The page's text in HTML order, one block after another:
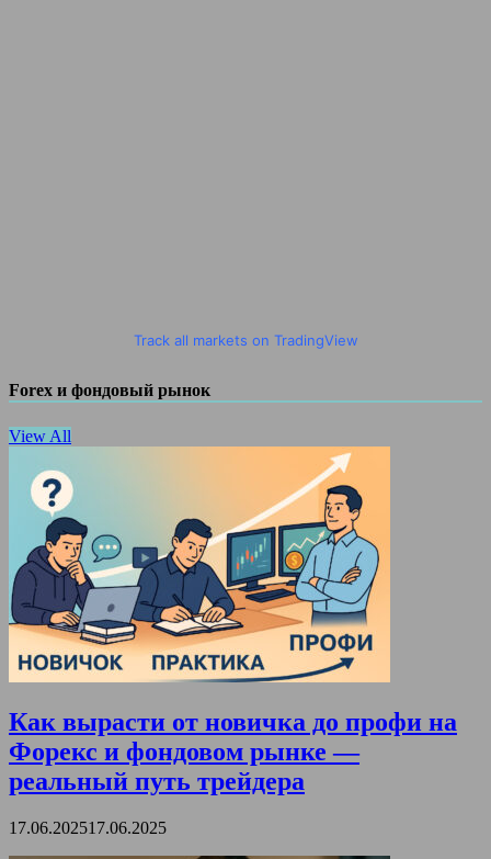
Track all markets on TradingView
Forex и фондовый рынок
View All
Как вырасти от новичка до профи на
Форекс и фондовом рынке —
реальный путь трейдера
17.06.202517.06.2025